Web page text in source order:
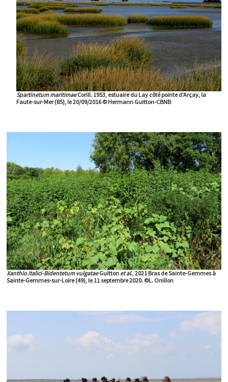
Spartinetum maritimaeCorill. 1953, estuaire du Lay côté pointe d’Arçay, la
Faute-sur-Mer (85), le 20/09/2016 © Hermann Guitton-CBNB
Xanthio italici-Bidentetum vulgataeGuitton et al., 2021 Bras de Sainte-Gemmes à
Sainte-Gemmes-sur-Loire (49), le 11 septembre 2020. ©L. Onillon